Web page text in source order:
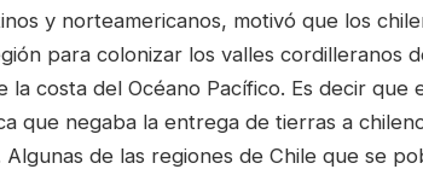
y norteamericanos, motivó que los
para colonizar los valles cordilleranos
costa del Océano Pacífico. Es decir que
que negaba la entrega de tierras a
de las regiones de Chile que se